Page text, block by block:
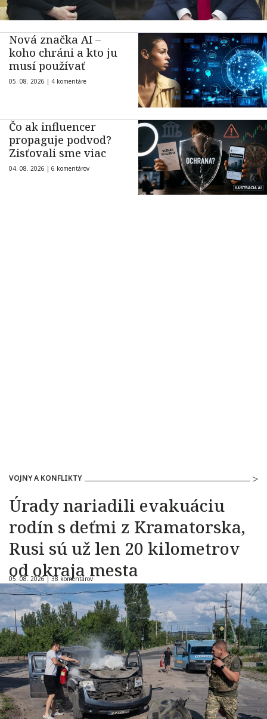
Nová značka AI –
koho chráni a kto ju
musí používať
05. 08. 2026 | 4 komentáre
Čo ak influencer
propaguje podvod?
Zisťovali sme viac
04. 08. 2026 | 6 komentárov
VOJNY A KONFLIKTY
Úrady nariadili evakuáciu
rodín s deťmi z Kramatorska,
Rusi sú už len 20 kilometrov
od okraja mesta
05. 08. 2026 |38 komentárov